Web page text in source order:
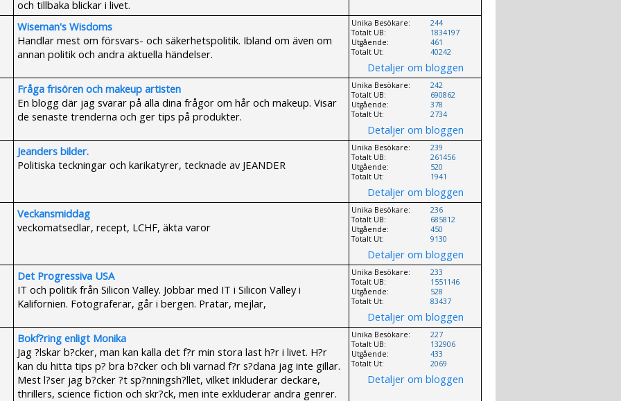
och tillbaka blickar i livet.
Wiseman's Wisdoms
Handlar mest om försvars- och säkerhetspolitik. Ibland om även om
annan politik och andra aktuella händelser.
Unika Besökare:
Totalt UB:
Utgående:
Totalt Ut:
244
1834197
461
40242
Detaljer om bloggen
Fråga frisören och makeup artisten
En blogg där jag svarar på alla dina frågor om hår och makeup. Visar
de senaste trenderna och ger tips på produkter.
Unika Besökare:
Totalt UB:
Utgående:
Totalt Ut:
242
690862
378
2734
Detaljer om bloggen
Jeanders bilder.
Politiska teckningar och karikatyrer, tecknade av JEANDER
Unika Besökare:
Totalt UB:
Utgående:
Totalt Ut:
239
261456
520
1941
Detaljer om bloggen
Veckansmiddag
veckomatsedlar, recept, LCHF, äkta varor
Unika Besökare:
Totalt UB:
Utgående:
Totalt Ut:
236
685812
450
9130
Detaljer om bloggen
Det Progressiva USA
IT och politik från Silicon Valley. Jobbar med IT i Silicon Valley i
Kalifornien. Fotograferar, går i bergen. Pratar, mejlar,
Unika Besökare:
Totalt UB:
Utgående:
Totalt Ut:
233
1551146
528
83437
Detaljer om bloggen
Bokf?ring enligt Monika
Jag ?lskar b?cker, man kan kalla det f?r min stora last h?r i livet. H?r
kan du hitta tips p? bra b?cker och bli varnad f?r s?dana jag inte gillar.
Mest l?ser jag b?cker ?t sp?nningsh?llet, vilket inkluderar deckare,
thrillers, science fiction och skr?ck, men inte exkluderar andra genrer.
Unika Besökare:
Totalt UB:
Utgående:
Totalt Ut:
227
132906
433
2069
Detaljer om bloggen